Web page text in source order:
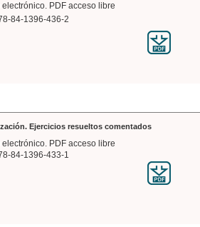
electrónico. PDF acceso libre
84-1396-436-2
Ejercicios resueltos comentados
electrónico. PDF acceso libre
84-1396-433-1